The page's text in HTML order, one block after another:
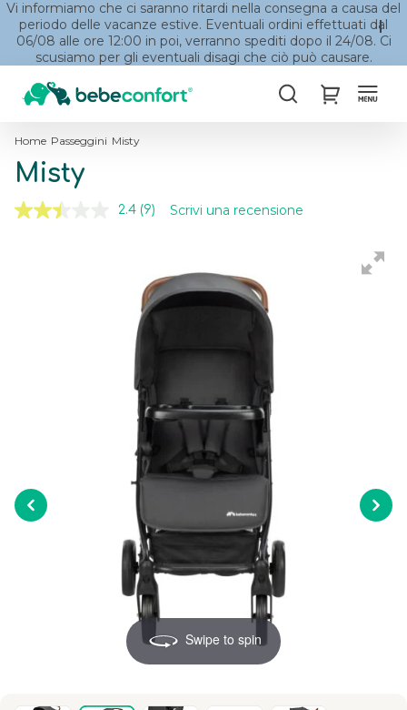
Vi informiamo che ci saranno ritardi nella consegna a causa del
periodo delle vacanze estive. Eventuali ordini effettuati dal
06/08 alle ore 12:00 in poi, verranno spediti dopo il 24/08. Ci
scusiamo per gli eventuali disagi che ciò può causare.
CercaMy Cart
Home Passeggini Misty
Misty
2.4 Leggi
link
alla
pagina.
(9) Scrivi una recensione
Swipe to spin